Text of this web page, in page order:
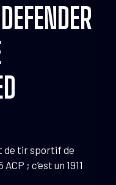
de tir sportif de
; c’est un 1911